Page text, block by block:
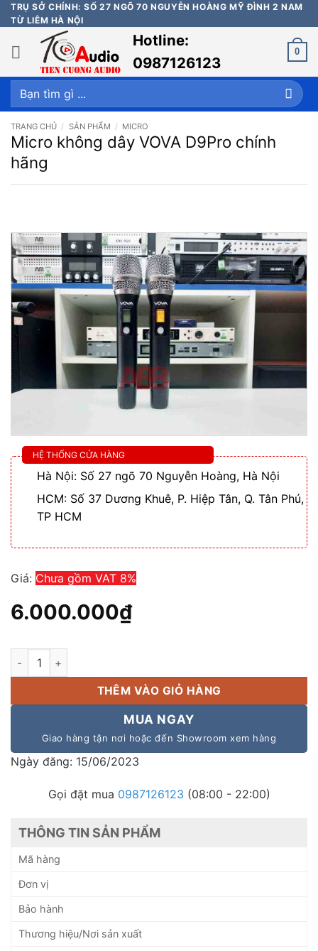
Bỏ
qua
nội
dung
TRỤ SỞ CHÍNH: SỐ 27 NGÕ 70 NGUYỄN HOÀNG MỸ ĐÌNH 2 NAM
TỪ LIÊM HÀ NỘI
Hotline:
0987126123
0
Tìm
kiếm:
TRANG CHỦ / SẢN PHẨM / MICRO
Micro không dây VOVA D9Pro chính
hãng
HỆ THỐNG CỬA HÀNG
Hà Nội: Số 27 ngõ 70 Nguyễn Hoàng, Hà Nội
HCM: Số 37 Dương Khuê, P. Hiệp Tân, Q. Tân Phú,
TP HCM
Giá: Chưa gồm VAT 8%
6.000.000₫
Micro không dây VOVA D9Pro chính hãng số lượng
THÊM VÀO GIỎ HÀNG
MUA NGAY
Giao hàng tận nơi hoặc đến Showroom xem hàng
Ngày đăng: 15/06/2023
Gọi đặt mua 0987126123 (08:00 - 22:00)
THÔNG TIN SẢN PHẨM
Mã hàng
Đơn vị
Bảo hành
Thương hiệu/Nơi sản xuất